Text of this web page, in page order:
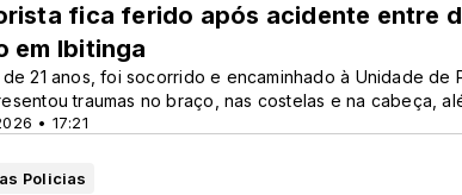
• 17:21
fica ferido após acidente entre
em Ibitinga
de 21 anos, foi socorrido e encaminhado à Unidade de
traumas no braço, nas costelas e na cabeça,
Policias